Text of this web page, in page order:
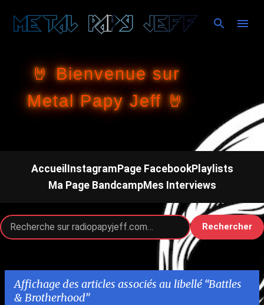
Accéder au contenu principal
🤘 Bienvenue sur
Metal Papy Jeff 🤘
Accueil InstagramPage FacebookPlaylists
Ma Page BandcampMes Interviews
Rechercher
Affichage des articles associés au libellé Battles
& Brotherhood